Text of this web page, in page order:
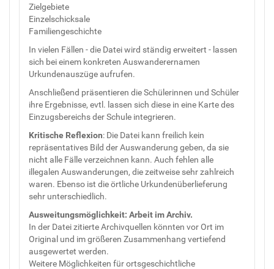
Zielgebiete
Einzelschicksale
Familiengeschichte
In vielen Fällen - die Datei wird ständig erweitert - lassen
sich bei einem konkreten Auswanderernamen
Urkundenauszüge aufrufen.
Anschließend präsentieren die Schülerinnen und Schüler
ihre Ergebnisse, evtl. lassen sich diese in eine Karte des
Einzugsbereichs der Schule integrieren.
Kritische Reflexion: Die Datei kann freilich kein
repräsentatives Bild der Auswanderung geben, da sie
nicht alle Fälle verzeichnen kann. Auch fehlen alle
illegalen Auswanderungen, die zeitweise sehr zahlreich
waren. Ebenso ist die örtliche Urkundenüberlieferung
sehr unterschiedlich.
Ausweitungsmöglichkeit: Arbeit im Archiv.
In der Datei zitierte Archivquellen könnten vor Ort im
Original und im größeren Zusammenhang vertiefend
ausgewertet werden.
Weitere Möglichkeiten für ortsgeschichtliche